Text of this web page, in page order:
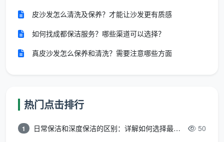
这套标准，才让很多年轻业主感叹：“原来小房子也能享
受这么细致的开荒！”
小空间精保洁，天均安洁的三大独到之处
很多保洁公司对小户型设置低消，导致50平米内的
开荒清洁单价反而高于大户型。天均安洁采取
作面积灵活评估的方式，50平米以下的公寓、开间、单
皮沙发怎么清洗及保养？才能让沙发更有质感
如何找成都保洁服务？哪些渠道可以选择？
真皮沙发怎么保养和清洗？需要注意哪些方面
热门点击排行
1 日常保洁和深度保洁的区别：详解如何选择最适合的清洁服务 50